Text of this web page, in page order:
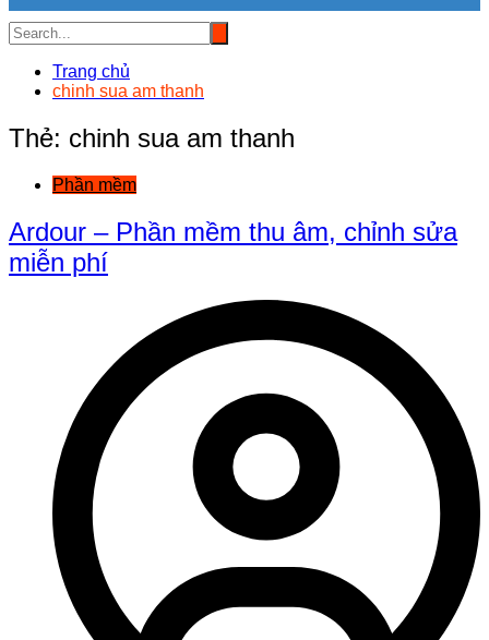
Trang chủ
chinh sua am thanh
Thẻ: chinh sua am thanh
Phần mềm
Ardour – Phần mềm thu âm, chỉnh sửa
miễn phí